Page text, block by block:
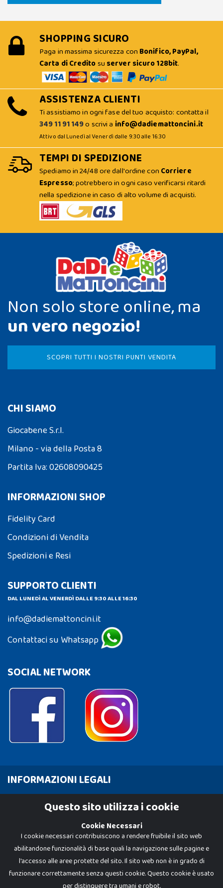
SHOPPING SICURO
Paga in massima sicurezza con Bonifico, PayPal,
Carta di Creditosu server sicuro 128bit.
ASSISTENZA CLIENTI
Ti assistiamo in ogni fase del tuo acquisto: contatta il
349 11 91 149o scrivi a info@dadiemattoncini.it
Attivo dal Lunedì al Venerdì dalle 9:30 alle 16:30
TEMPI DI SPEDIZIONE
Spediamo in 24/48 ore dall'ordine con Corriere
Espresso; potrebbero in ogni caso verificarsi ritardi
nella spedizione in caso di alto volume di acquisti.
Non solo store online, ma
un vero negozio!
SCOPRI TUTTI I NOSTRI PUNTI VENDITA
CHI SIAMO
Giocabene S.r.l.
Milano - via della Posta 8
Partita Iva: 02608090425
INFORMAZIONI SHOP
Fidelity Card
Condizioni di Vendita
Spedizioni e Resi
SUPPORTO CLIENTI
DAL LUNEDÌ AL VENERDÌ DALLE 9:30 ALLE 16:30
info@dadiemattoncini.it
Contattaci su Whatsapp
SOCIAL NETWORK
INFORMAZIONI LEGALI
Cookie PolicyQuesto sito utilizza i cookie
Cookie Necessari
I cookie necessari contribuiscono a rendere fruibile il sito web
abilitandone funzionalità di base quali la navigazione sulle pagine e
l'accesso alle aree protette del sito. Il sito web non è in grado di
funzionare correttamente senza questi cookie. Questo cookie è usato